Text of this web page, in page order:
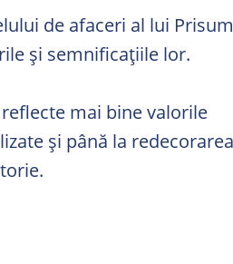
de afaceri al lui Prisum
și semnificațiile lor.
mai bine valorile
și până la redecorarea